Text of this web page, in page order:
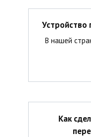
Устройство
В нашей
Как